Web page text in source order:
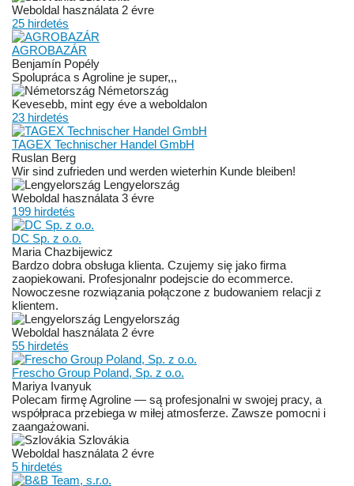
Weboldal használata 2 évre
25 hirdetés
AGROBAZÁR
Benjamín Popély
Spolupráca s Agroline je super,,,
Németország
Kevesebb, mint egy éve a weboldalon
23 hirdetés
TAGEX Technischer Handel GmbH
Ruslan Berg
Wir sind zufrieden und werden wieterhin Kunde bleiben!
Lengyelország
Weboldal használata 3 évre
199 hirdetés
DC Sp. z o.o.
Maria Chazbijewicz
Bardzo dobra obsługa klienta. Czujemy się jako firma
zaopiekowani. Profesjonalnr podejscie do ecommerce.
Nowoczesne rozwiązania połączone z budowaniem relacji z
klientem.
Lengyelország
Weboldal használata 2 évre
55 hirdetés
Frescho Group Poland, Sp. z o.o.
Mariya Ivanyuk
Polecam firmę Agroline — są profesjonalni w swojej pracy, a
współpraca przebiega w miłej atmosferze. Zawsze pomocni i
zaangażowani.
Szlovákia
Weboldal használata 2 évre
5 hirdetés